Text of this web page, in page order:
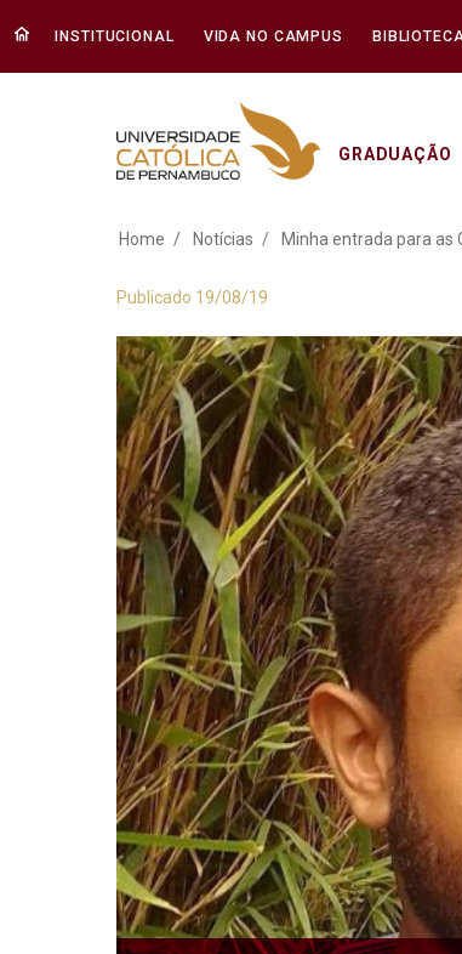
INSTITUCIONAL VIDA NO CAMPUS
GRADUAÇÃO
Minha entrada
Home Notícias Minha entrada para as
Publicado 19/08/19